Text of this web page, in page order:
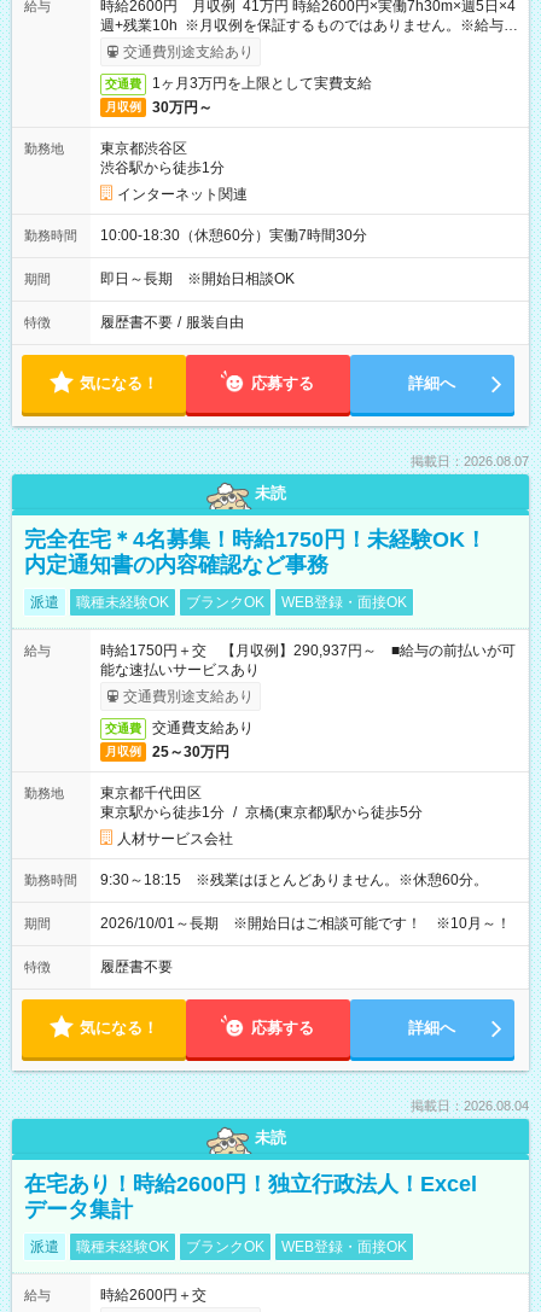
給与
時給2600円 月収例 41万円 時給2600円×実働7h30m×週5日×4
週+残業10h ※月収例を保証するものではありません。※給与即
受取りサービス利用可（利用条件有）
交通費別途支給あり
交通費 1ヶ月3万円を上限として実費支給
月収例 30万円～
勤務地
東京都渋谷区
渋谷駅から徒歩1分
インターネット関連
勤務時間 10:00-18:30（休憩60分）実働7時間30分
期間 即日～長期 ※開始日相談OK
特徴 履歴書不要 / 服装自由
気になる！ 応募する 詳細へ
掲載日：2026.08.07
未読
完全在宅＊4名募集！時給1750円！未経験OK！
内定通知書の内容確認など事務
派遣 職種未経験OK ブランクOK WEB登録・面接OK
給与
時給1750円＋交 【月収例】290,937円～ ■給与の前払いが可
能な速払いサービスあり
交通費別途支給あり
交通費 交通費支給あり
月収例 25～30万円
勤務地
東京都千代田区
東京駅から徒歩1分 / 京橋(東京都)駅から徒歩5分
人材サービス会社
勤務時間 9:30～18:15 ※残業はほとんどありません。※休憩60分。
期間 2026/10/01～長期 ※開始日はご相談可能です！ ※10月～！
特徴 履歴書不要
気になる！ 応募する 詳細へ
掲載日：2026.08.04
未読
在宅あり！時給2600円！独立行政法人！Excel
データ集計
派遣 職種未経験OK ブランクOK WEB登録・面接OK
給与
時給2600円＋交